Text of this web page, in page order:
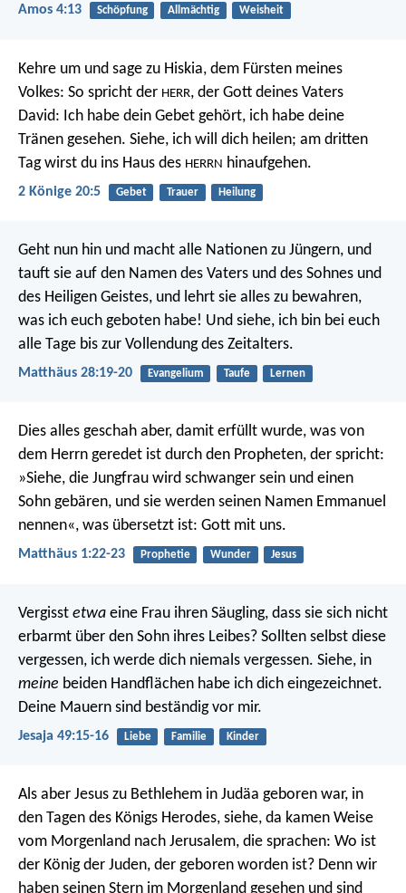
Amos 4:13 Schöpfung Allmächtig Weisheit
Kehre um und sage zu Hiskia, dem Fürsten meines
Volkes: So spricht der HERR, der Gott deines Vaters
David: Ich habe dein Gebet gehört, ich habe deine
Tränen gesehen. Siehe, ich will dich heilen; am dritten
Tag wirst du ins Haus des HERRN hinaufgehen.
2 Könige 20:5 Gebet Trauer Heilung
Geht nun hin und macht alle Nationen zu Jüngern, und
tauft sie auf den Namen des Vaters und des Sohnes und
des Heiligen Geistes, und lehrt sie alles zu bewahren,
was ich euch geboten habe! Und siehe, ich bin bei euch
alle Tage bis zur Vollendung des Zeitalters.
Matthäus 28:19-20 Evangelium Taufe Lernen
Dies alles geschah aber, damit erfüllt wurde, was von
dem Herrn geredet ist durch den Propheten, der spricht:
»Siehe, die Jungfrau wird schwanger sein und einen
Sohn gebären, und sie werden seinen Namen Emmanuel
nennen«, was übersetzt ist: Gott mit uns.
Matthäus 1:22-23 Prophetie Wunder Jesus
Vergisst etwa eine Frau ihren Säugling, dass sie sich nicht
erbarmt über den Sohn ihres Leibes? Sollten selbst diese
vergessen, ich werde dich niemals vergessen. Siehe, in
meine beiden Handflächen habe ich dich eingezeichnet.
Deine Mauern sind beständig vor mir.
Jesaja 49:15-16 Liebe Familie Kinder
Als aber Jesus zu Bethlehem in Judäa geboren war, in
den Tagen des Königs Herodes, siehe, da kamen Weise
vom Morgenland nach Jerusalem, die sprachen: Wo ist
der König der Juden, der geboren worden ist? Denn wir
haben seinen Stern im Morgenland gesehen und sind